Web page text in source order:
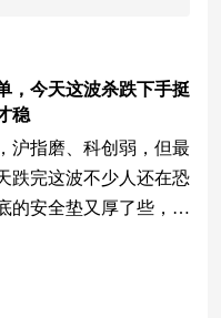
，今天这波杀跌下手挺
稳
沪指磨、科创弱，但最
跌完这波不少人还在恐
的安全垫又厚了些，国
目这周挂单了，月产能
游硅片一动，中游晶圆
跟着调，这条链从最上